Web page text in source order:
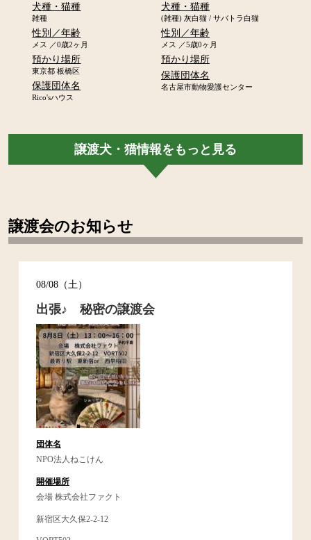
犬種・猫種
雑種
性別／年齢
メス ／0歳2ヶ月
預かり場所
東京都 板橋区
保護団体名
Rico'sハウス
犬種・猫種
(雑種) 灰白猫 / サバトラ白猫
性別／年齢
メス ／5歳0ヶ月
預かり場所
保護団体名
名古屋市動物愛護センター
譲渡犬・猫情報をもっと見る
譲渡会のお知らせ
08/08（土）
出張♪ 秘密の譲渡会
団体名
NPO法人ねこけん
開催場所
会場 株式会社ファクト
新宿区大久保2-2-12